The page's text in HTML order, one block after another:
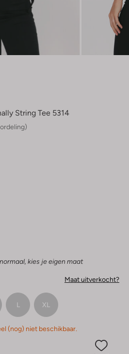
String Tee 5314
kies je eigen maat
Maat uitverkocht?
L XL
(nog) niet beschikbaar.